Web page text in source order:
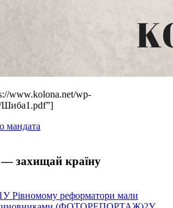
www.kolona.net/wp-
Шиба1.pdf”]
мандата
захищай країну
У Рівномому реформатори мали